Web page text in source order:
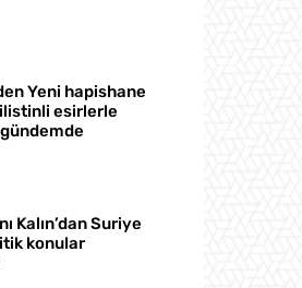
Yeni hapishane
esirlerle
Kalın’dan Suriye
konular